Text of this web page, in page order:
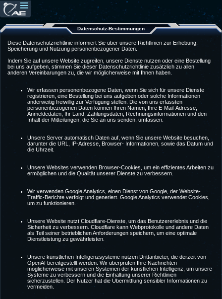
Datenschutz-Bestimmungen
Diese Datenschutzrichtlinie informiert Sie über unsere Richtlinien zur Erhebung,
Speicherung und Nutzung personenbezogener Daten.
Indem Sie auf unsere Website zugreifen, unsere Dienste nutzen oder eine Bestellung
bei uns aufgeben, stimmen Sie dieser Datenschutzrichtlinie zusätzlich zu allen
anderen Vereinbarungen zu, die wir möglicherweise mit Ihnen haben.
Wir erfassen personenbezogene Daten, wenn Sie sich für unsere Dienste
registrieren, eine Bestellung bei uns aufgeben oder solche Informationen
anderweitig freiwillig zur Verfügung stellen. Die von uns erfassten
personenbezogenen Daten können Ihren Namen, Ihre E-Mail-Adresse,
Anmeldedaten, Ihr Land, Zahlungsdaten, Rechnungsinformationen und den
Inhalt der Mitteilungen, die Sie an uns senden, umfassen.
Unsere Server automatisch Daten auf, wenn Sie unsere Website besuchen,
darunter die URL, IP-Adresse, Browser- Informationen, sowie das Datum und
die Uhrzeit.
Unsere Websites verwenden Browser-Cookies, um ein effizientes Arbeiten zu
ermöglichen und die Qualität unserer Dienste zu verbessern.
Wir verwenden Google Analytics, einen Dienst von Google, der Website-
Traffic-Berichte verfolgt und generiert. Google Analytics verwendet Cookies,
um zu funktionieren.
Unsere Website nutzt Cloudflare-Dienste, um das Benutzererlebnis und die
Sicherheit zu verbessern. Cloudflare kann Webprotokolle und andere Daten
als Teil seiner betrieblichen Anforderungen speichern, um eine optimale
Dienstleistung zu gewährleisten.
Unsere künstlichen Intelligenzsysteme nutzen Drittanbieter, die derzeit von
OpenAI bereitgestellt werden. Wir überprüfen Ihre Nachrichten
möglicherweise mit unseren Systemen der künstlichen Intelligenz, um unsere
Systeme zu verbessern und die Einhaltung unserer Richtlinien
sicherzustellen. Der Nutzer hat die Übermittlung sensibler Informationen zu
vermeiden.